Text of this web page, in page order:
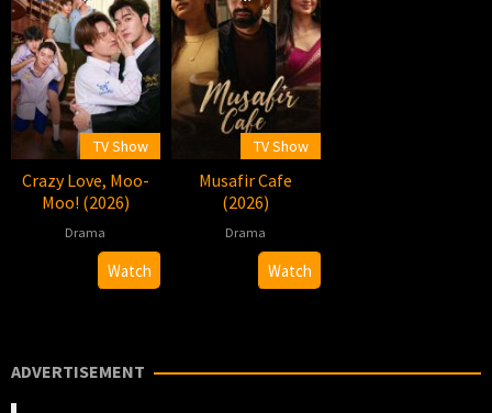
TV Show
Crazy Love, Moo-
Moo! (2026)
Drama
2026-
05-
Pawis
Sowsrion
Watch
TV Show
Musafir Cafe
(2026)
Drama
2026-
07-
Ruchir
Arun
Watch
ADVERTISEMENT